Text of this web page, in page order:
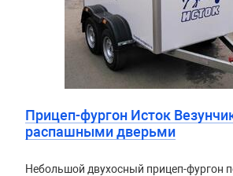
Прицеп-фургон Исток
распашными дверьми
Небольшой двухосный прицеп-фургон